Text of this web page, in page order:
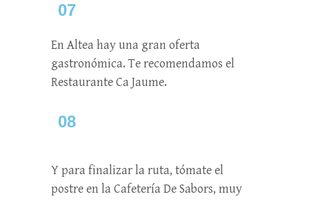
07
En Altea hay una gran oferta
gastronómica. Te recomendamos el
Restaurante Ca Jaume.
08
Y para finalizar la ruta, tómate el
postre en la Cafetería De Sabors, muy